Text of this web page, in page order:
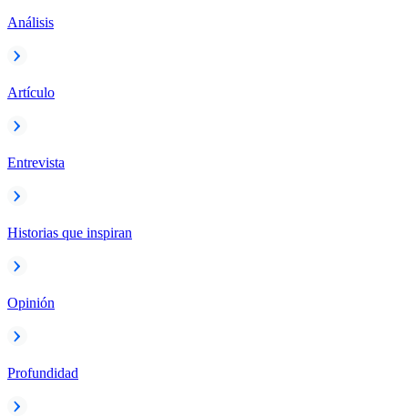
Análisis
Artículo
Entrevista
Historias que inspiran
Opinión
Profundidad